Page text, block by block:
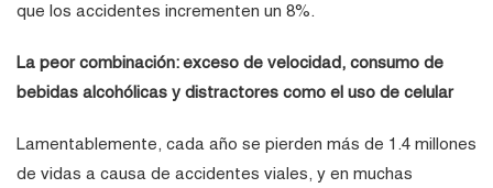
que los accidentes incrementen un 8%.
La peor combinación: exceso de velocidad, consumo de
bebidas alcohólicas y distractores como el uso de celular
Lamentablemente, cada año se pierden más de 1.4 millones
de vidas a causa de accidentes viales, y en muchas